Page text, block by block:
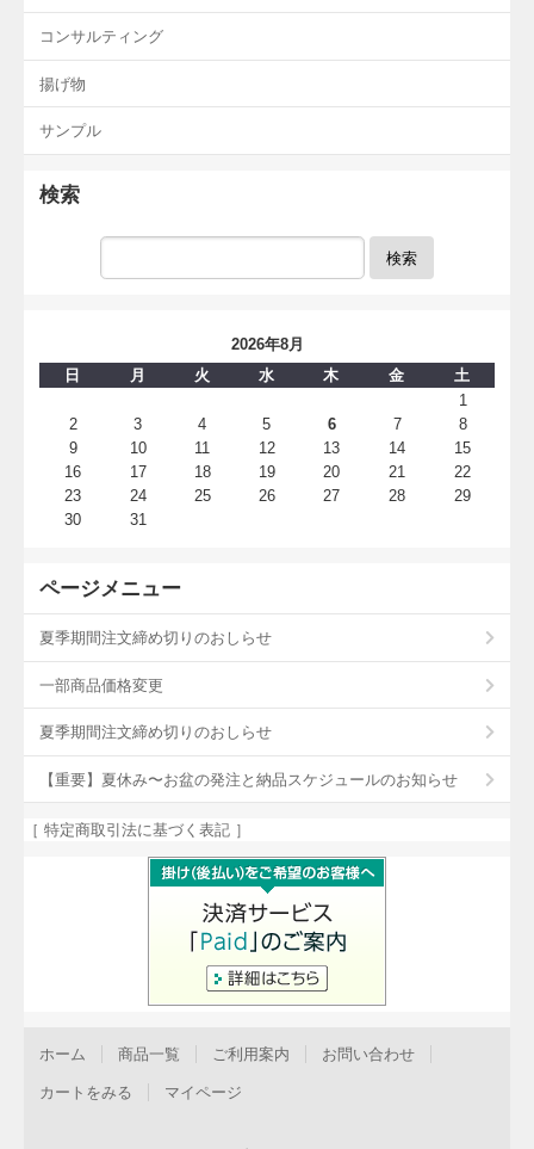
コンサルティング
揚げ物
サンプル
検索
検索
2026年8月
日
月 火 水 木 金
土
1
2
3 4 5 6 7
8
9
10 11 12 13 14
15
16
17 18 19 20 21
22
23
24 25 26 27 28
29
30
31
ページメニュー
夏季期間注文締め切りのおしらせ
一部商品価格変更
夏季期間注文締め切りのおしらせ
【重要】夏休み〜お盆の発注と納品スケジュールのお知らせ
［ 特定商取引法に基づく表記 ］
ホーム 商品一覧 ご利用案内 お問い合わせ
カートをみる マイページ